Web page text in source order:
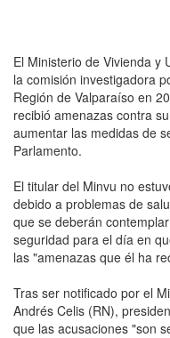
El Ministerio de Vivienda y
la comisión investigadora
Región de Valparaíso en
recibió amenazas contra
aumentar las medidas de
Parlamento.
El titular del Minvu no
debido a problemas de
que se deberán
seguridad para el día en
las "amenazas que él ha
Tras ser notificado por el
Andrés Celis (RN),
que las acusaciones "son